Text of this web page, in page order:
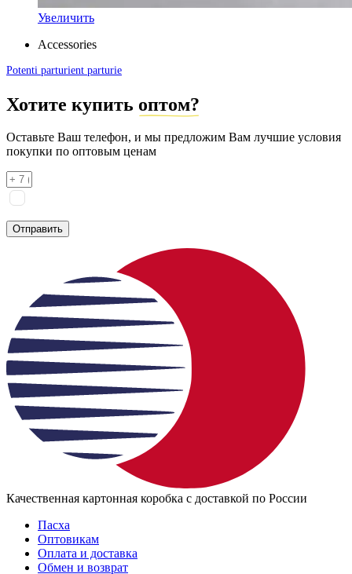
Увеличить
Accessories
Potenti parturient parturie
Хотите купить оптом?
Оставьте Ваш телефон, и мы предложим Вам лучшие условия
покупки по оптовым ценам
Отправить
Качественная картонная коробка с доставкой по России
Пасха
Оптовикам
Оплата и доставка
Обмен и возврат